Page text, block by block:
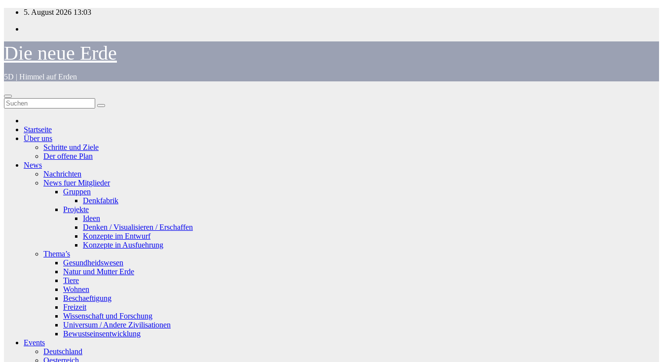
Zum
springen
5. August 2026 13:03
Die neue Erde
5D | Himmel auf Erden
Startseite
Über uns
Schritte und Ziele
Der offene Plan
News
Nachrichten
News fuer Mitglieder
Gruppen
Denkfabrik
Projekte
Ideen
Denken / Visualisieren / Erschaffen
Konzepte im Entwurf
Konzepte in Ausfuehrung
Thema’s
Gesundheidswesen
Natur und Mutter Erde
Tiere
Wohnen
Beschaeftigung
Freizeit
Wissenschaft und Forschung
Universum / Andere Zivilisationen
Bewustseinsentwicklung
Events
Deutschland
Oesterreich